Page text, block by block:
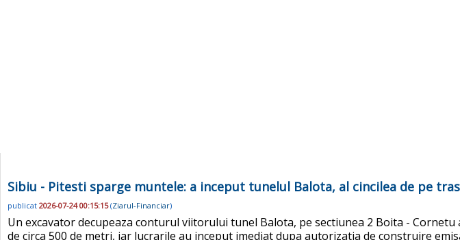
Sibiu - Pitesti sparge muntele: a inceput tunelul Balota, al cincilea de pe
publicat 2026-07-24 00:15:15(Ziarul-Financiar)
Un excavator decupeaza conturul viitorului tunel Balota, pe sectiunea 2 Boita - Cornetu
de circa 500 de metri, iar lucrarile au inceput imediat dupa autorizatia de construire